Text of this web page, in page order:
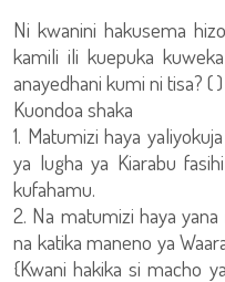
Ni kwanini hakusema
kamili ili kuepuka
anayedhani kumi ni tisa? ( )
Kuondoa shaka
1. Matumizi haya
ya lugha ya Kiarabu
kufahamu.
2. Na matumizi haya
na katika maneno ya
{Kwani hakika si macho